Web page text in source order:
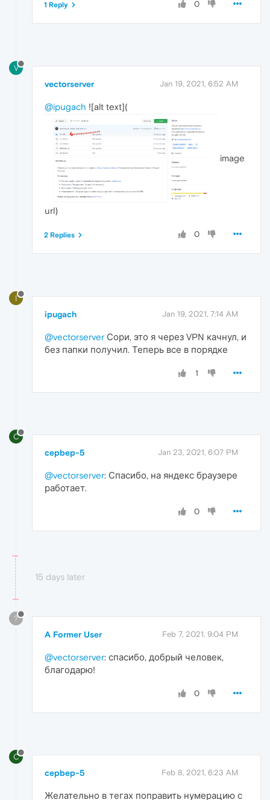
0
1 Reply
V
vectorserver Jan 19, 2021, 6:52 AM
@ipugach ![alt text](
image
url)
0
2 Replies
I
ipugach Jan 19, 2021, 7:14 AM
@vectorserver Сори, это я через VPN качнул, и
без папки получил. Теперь все в порядке
1
C
cepbep-5 Jan 23, 2021, 6:07 PM
@vectorserver: Спасибо, на яндекс браузере
работает.
0
15 days later
?
A Former User Feb 7, 2021, 9:04 PM
@vectorserver: спасибо, добрый человек,
благодарю!
0
C
cepbep-5 Feb 8, 2021, 6:23 AM
Желательно в тегах поправить нумерацию с